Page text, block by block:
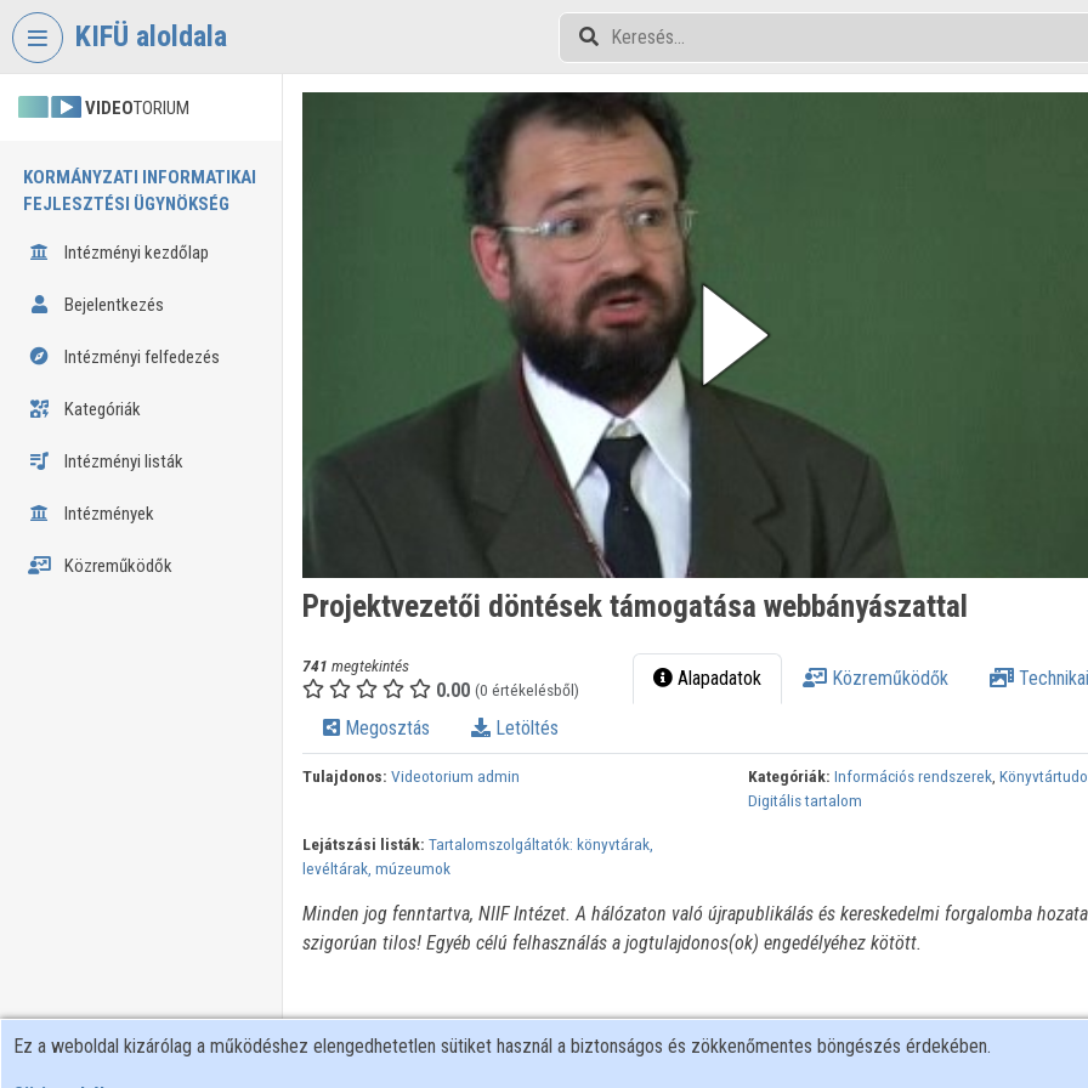
Fejléc kihagyása
KIFÜ aloldala
VIDEOTORIUM
KORMÁNYZATI INFORMATIKAI
FEJLESZTÉSI ÜGYNÖKSÉG
Intézményi kezdőlap
Bejelentkezés
Intézményi felfedezés
Kategóriák
Intézményi listák
Intézmények
Közreműködők
Projektvezetői döntések támogatása webbányászattal
741 megtekintés
0.00 (0 értékelésből) Alapadatok Közreműködők
Megosztás Letöltés
Tulajdonos: Videotorium admin Kategóriák: Információs rendszerek,
Digitális tartalom
Lejátszási listák: Tartalomszolgáltatók: könyvtárak,
levéltárak, múzeumok
Minden jog fenntartva, NIIF Intézet. A hálózaton való újrapublikálás és kereskedelmi forgalomba
szigorúan tilos! Egyéb célú felhasználás a jogtulajdonos(ok) engedélyéhez kötött.
Ez a weboldal kizárólag a működéshez elengedhetetlen sütiket használ a biztonságos és zökkenőmentes böngészés érdekében.